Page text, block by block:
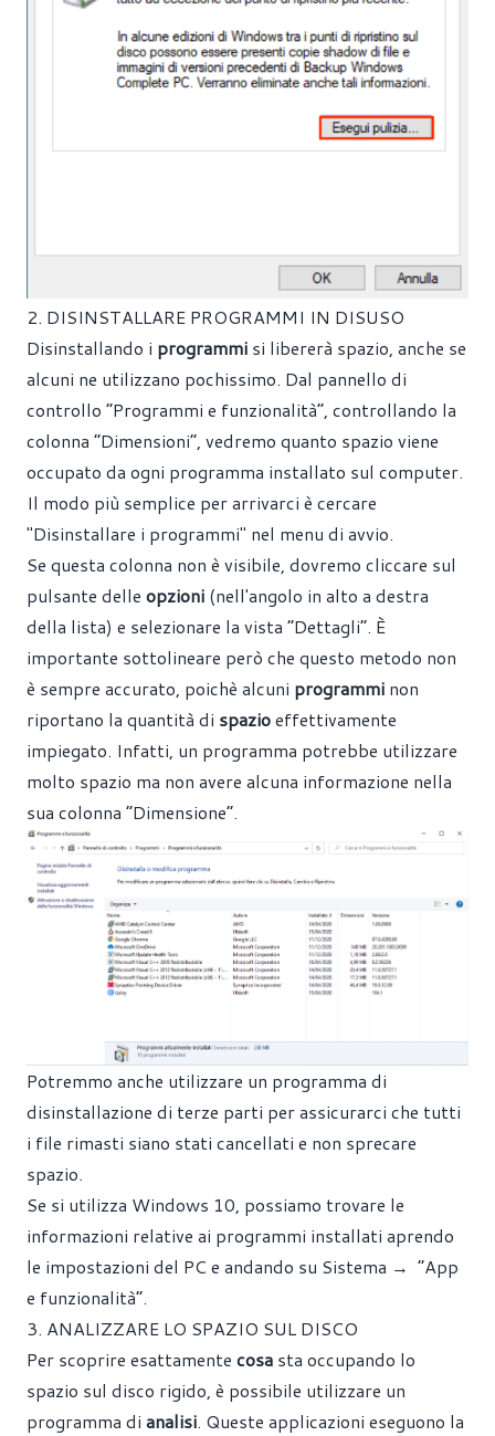
2. DISINSTALLARE PROGRAMMI IN DISUSO
Disinstallando i programmi si libererà spazio, anche se
alcuni ne utilizzano pochissimo. Dal pannello di
controllo “Programmi e funzionalità”, controllando la
colonna “Dimensioni”, vedremo quanto spazio viene
occupato da ogni programma installato sul computer.
Il modo più semplice per arrivarci è cercare
"Disinstallare i programmi" nel menu di avvio.
Se questa colonna non è visibile, dovremo cliccare sul
pulsante delle opzioni (nell'angolo in alto a destra
della lista) e selezionare la vista “Dettagli”. È
importante sottolineare però che questo metodo non
è sempre accurato, poichè alcuni programmi non
riportano la quantità di spazioeffettivamente
impiegato. Infatti, un programma potrebbe utilizzare
molto spazio ma non avere alcuna informazione nella
sua colonna “Dimensione”.
Potremmo anche utilizzare un programma di
disinstallazione di terze parti per assicurarci che tutti
i file rimasti siano stati cancellati e non sprecare
spazio.
Se si utilizza Windows 10, possiamo trovare le
informazioni relative ai programmi installati aprendo
le impostazioni del PC e andando su Sistema → “App
e funzionalità”.
3. ANALIZZARE LO SPAZIO SUL DISCO
Per scoprire esattamente cosa sta occupando lo
spazio sul disco rigido, è possibile utilizzare un
programma di analisi. Queste applicazioni eseguono la